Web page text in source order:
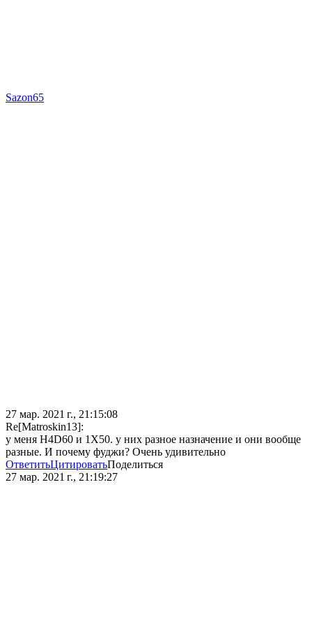
Sazon65
27 мар. 2021 г., 21:15:08
Re[Matroskin13]:
у меня H4D60 и 1X50. у них разное назначение и они вообще
разные. И почему фуджи? Очень удивительно
ОтветитьЦитироватьПоделиться
27 мар. 2021 г., 21:19:27